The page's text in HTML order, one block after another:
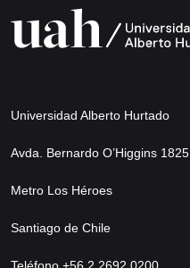
Universidad Alberto Hurtado
Avda. Bernardo O’Higgins 1825
Metro Los Héroes
Santiago de Chile